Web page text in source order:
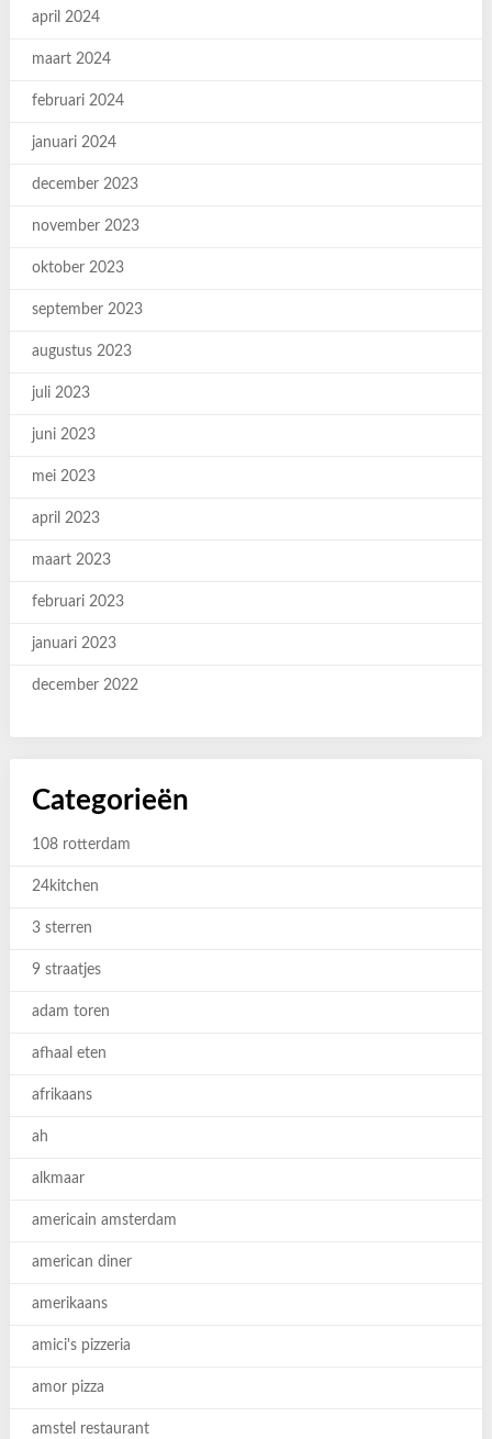
april 2024
maart 2024
februari 2024
januari 2024
december 2023
november 2023
oktober 2023
september 2023
augustus 2023
juli 2023
juni 2023
mei 2023
april 2023
maart 2023
februari 2023
januari 2023
december 2022
Categorieën
108 rotterdam
24kitchen
3 sterren
9 straatjes
adam toren
afhaal eten
afrikaans
ah
alkmaar
americain amsterdam
american diner
amerikaans
amici's pizzeria
amor pizza
amstel restaurant